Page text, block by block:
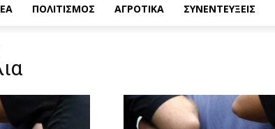
ΠΟΛΙΤΙΣΜΟΣ ΑΓΡΟΤΙΚΑ ΣΥΝΕΝΤΕΥΞΕΙΣ